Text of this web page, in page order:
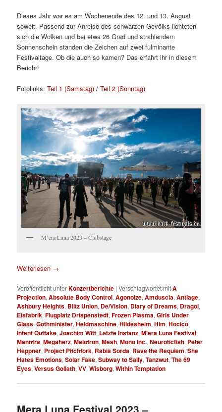
Dieses Jahr war es am Wochenende des 12. und 13. August
soweit. Passend zur Anreise des schwarzen Gevölks lichteten
sich die Wolken und bei etwa 26 Grad und strahlendem
Sonnenschein standen die Zeichen auf zwei fulminante
Festivaltage. Ob die auch so kamen? Das erfahrt ihr in diesem
Bericht!
Fotolinks:Teil 1 (Samstag) /Teil 2 (Sonntag)
M’era Luna 2023 – Clubstage
Weiterlesen →
Veröffentlicht unterKonzertberichte |Verschlagwortet mitA
Projection,Absolute Body Control,Agonoize,Amduscia,Antiage,
Ashbury Heights, Blitz Union, De/Vision, Diary of Dreams, Dragol,
Eisfabrik,Flugplatz Drispenstedt,Frozen Plasma,Girls Under
Glass,Gothminister,Heldmaschine,Hildesheim,Him,Hocico,
Intent Outtake,Joachim Witt, Letzte Instanz,M'era Luna Festival,
Manntra,Megaherz,Melotron,Mesh,Mono Inc.,Neuroticfish, Peter
Heppner, Project Pitchfork, Rabia Sorda, Rave the Requiem,She
Hates Emotions,Solar Fake,Subway to Sally,Tanzwut,The 69
Eyes,Versus Goliath,VV,Wisborg,Within Temptation